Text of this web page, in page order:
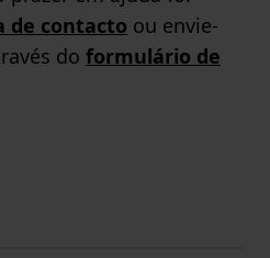
de contacto ou envie-
do formulário de